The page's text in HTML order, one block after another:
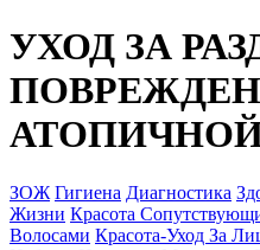
УХОД ЗА
ЗОЖ Гигиена Диагностика
Жизни Красота
Волосами Красота-Уход За